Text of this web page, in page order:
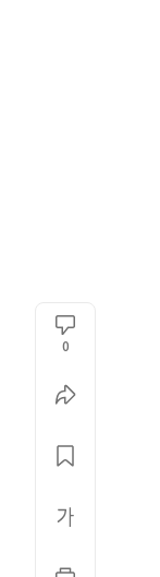
0